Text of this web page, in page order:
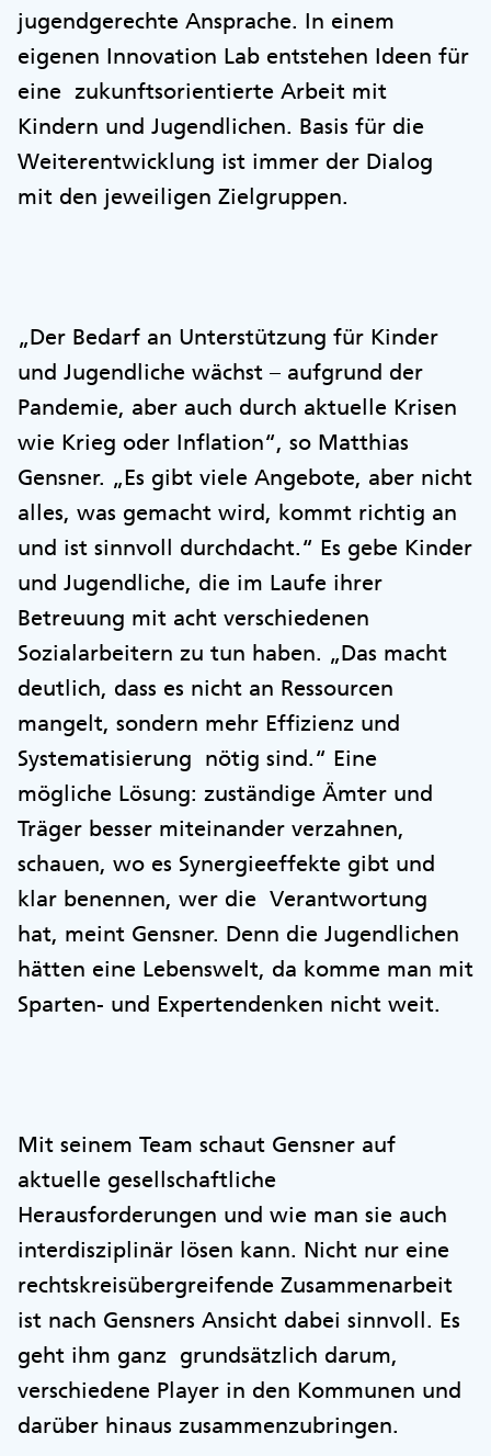
jugendgerechte Ansprache. In einem
eigenen Innovation Lab entstehen Ideen für
eine zukunftsorientierte Arbeit mit
Kindern und Jugendlichen. Basis für die
Weiterentwicklung ist immer der Dialog
mit den jeweiligen Zielgruppen.
„Der Bedarf an Unterstützung für Kinder
und Jugendliche wächst – aufgrund der
Pandemie, aber auch durch aktuelle Krisen
wie Krieg oder Inflation“, so Matthias
Gensner. „Es gibt viele Angebote, aber nicht
alles, was gemacht wird, kommt richtig an
und ist sinnvoll durchdacht.“ Es gebe Kinder
und Jugendliche, die im Laufe ihrer
Betreuung mit acht verschiedenen
Sozialarbeitern zu tun haben. „Das macht
deutlich, dass es nicht an Ressourcen
mangelt, sondern mehr Effizienz und
Systematisierung nötig sind.“ Eine
mögliche Lösung: zuständige Ämter und
Träger besser miteinander verzahnen,
schauen, wo es Synergieeffekte gibt und
klar benennen, wer die Verantwortung
hat, meint Gensner. Denn die Jugendlichen
hätten eine Lebenswelt, da komme man mit
Sparten- und Expertendenken nicht weit.
Mit seinem Team schaut Gensner auf
aktuelle gesellschaftliche
Herausforderungen und wie man sie auch
interdisziplinär lösen kann. Nicht nur eine
rechtskreisübergreifende Zusammenarbeit
ist nach Gensners Ansicht dabei sinnvoll. Es
geht ihm ganz grundsätzlich darum,
verschiedene Player in den Kommunen und
darüber hinaus zusammenzubringen.